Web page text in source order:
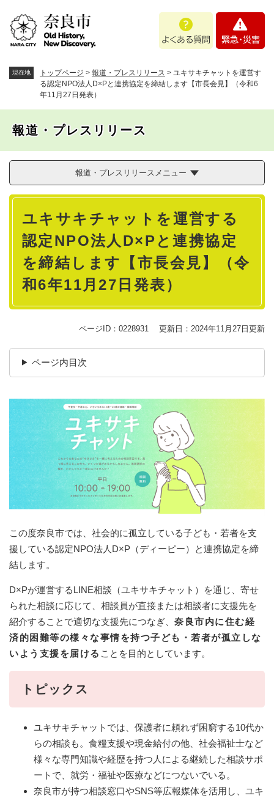
。
あ
問
・
現在地 トップページ > 報道・プレスリリース > ユキサキチャットを運営す
る認定NPO法人D×Pと連携協定を締結します【市長会見】（令和6
年11月27日発表）
報道・プレスリリース
報道・プレスリリースメニュー
本
ユキサキチャットを運営する
認定NPO法人D×Pと連携協定
を締結します【市長会見】（令
和6年11月27日発表）
ページID：0228931 更新日：2024年11月27日更新
ページ内目次
この度奈良市では、社会的に孤立している子ども・若者を支
援している認定NPO法人D×P（ディーピー）と連携協定を締
結します。
D×Pが運営するLINE相談（ユキサキチャット）を通じ、寄せ
られた相談に応じて、相談員が直接または相談者に支援先を
紹介することで適切な支援先につなぎ、 奈良市内に住む経
済的困難等の様々な事情を持つ子ども・若者が孤立しな
いよう支援を届ける ことを目的としています。
トピックス
ユキサキチャットでは、保護者に頼れず困窮する10代か
らの相談も。食糧支援や現金給付の他、社会福祉士など
様々な専門知識や経歴を持つ人による継続した相談サポ
ートで、就労・福祉や医療などにつないでいる。
奈良市が持つ相談窓口やSNS等広報媒体を活用し、ユキ